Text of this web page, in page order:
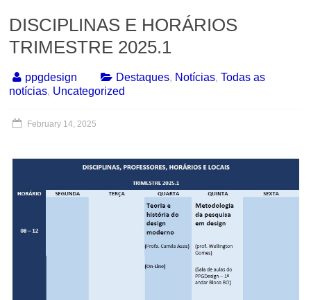
DISCIPLINAS E HORÁRIOS
TRIMESTRE 2025.1
ppgdesign Destaques, Notícias,Todas as
notícias, Uncategorized
February 14, 2025